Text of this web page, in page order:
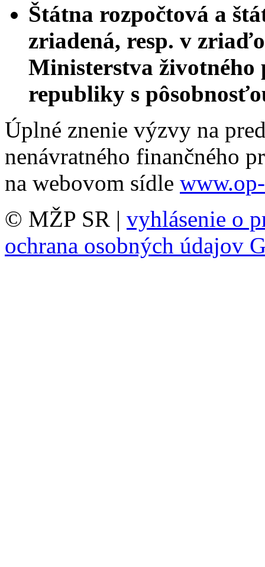
Štátna rozpočtová a
zriadená, resp. v
Ministerstva životného
republiky s
Úplné znenie výzvy na
nenávratného finančného
na webovom sídle
© MŽP SR | vyhlásenie o
ochrana osobných údajov